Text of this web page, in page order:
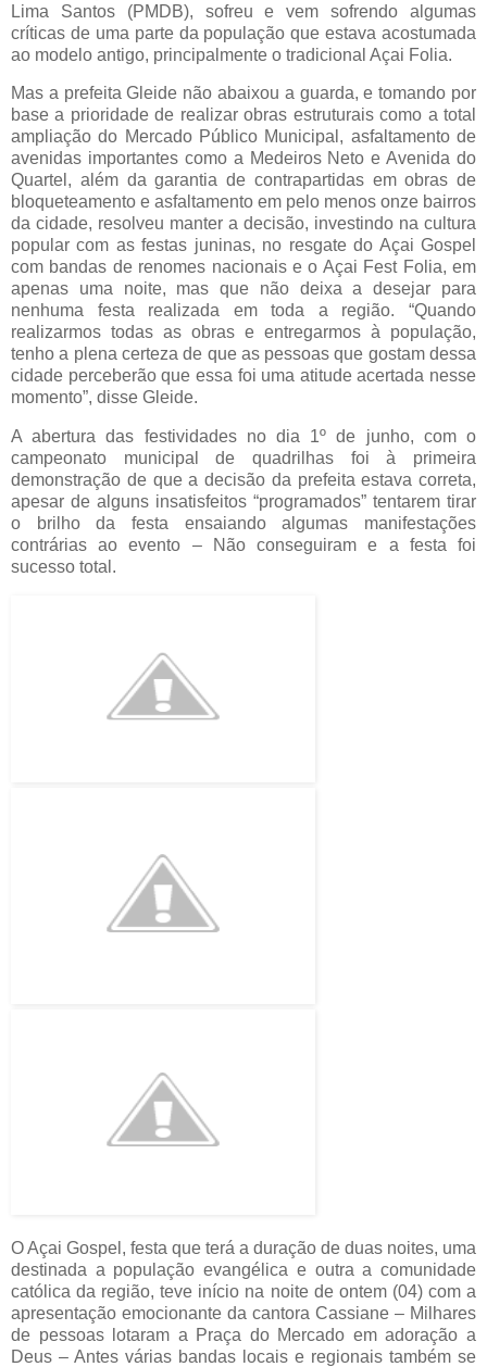
Lima Santos (PMDB), sofreu e vem sofrendo algumas
críticas de uma parte da população que estava acostumada
ao modelo antigo, principalmente o tradicional Açai Folia.
Mas a prefeita Gleide não abaixou a guarda, e tomando por
base a prioridade de realizar obras estruturais como a total
ampliação do Mercado Público Municipal, asfaltamento de
avenidas importantes como a Medeiros Neto e Avenida do
Quartel, além da garantia de contrapartidas em obras de
bloqueteamento e asfaltamento em pelo menos onze bairros
da cidade, resolveu manter a decisão, investindo na cultura
popular com as festas juninas, no resgate do Açai Gospel
com bandas de renomes nacionais e o Açai Fest Folia, em
apenas uma noite, mas que não deixa a desejar para
nenhuma festa realizada em toda a região. “Quando
realizarmos todas as obras e entregarmos à população,
tenho a plena certeza de que as pessoas que gostam dessa
cidade perceberão que essa foi uma atitude acertada nesse
momento”, disse Gleide.
A abertura das festividades no dia 1º de junho, com o
campeonato municipal de quadrilhas foi à primeira
demonstração de que a decisão da prefeita estava correta,
apesar de alguns insatisfeitos “programados” tentarem tirar
o brilho da festa ensaiando algumas manifestações
contrárias ao evento – Não conseguiram e a festa foi
sucesso total.
O Açai Gospel, festa que terá a duração de duas noites, uma
destinada a população evangélica e outra a comunidade
católica da região, teve início na noite de ontem (04) com a
apresentação emocionante da cantora Cassiane – Milhares
de pessoas lotaram a Praça do Mercado em adoração a
Deus – Antes várias bandas locais e regionais também se